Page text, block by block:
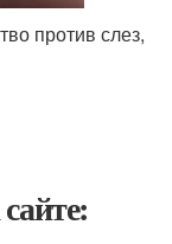
против слез,